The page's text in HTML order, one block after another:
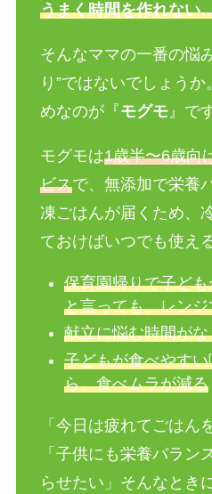
うまく時間を作れない
そんなママの一番の悩
り”ではないでしょう
めなのが『モグモ』で
モグモは1歳半〜6歳向
ビスで、無添加で栄養
凍ごはんが届くため、
ておけばいつでも使え
保育園帰りで子ど
と言っても、レン
献立に悩む時間が
子どもが食べやす
ら、食べムラが減る
「今日は疲れてごはん
「子供にも栄養バラン
らせたい」そんなとき